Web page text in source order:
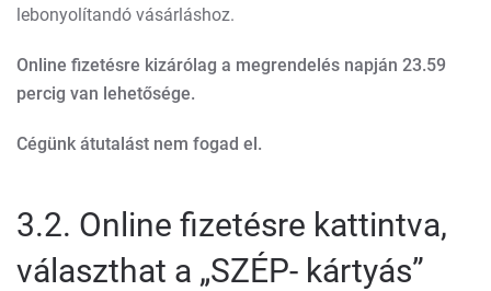
lebonyolítandó vásárláshoz.
Online fizetésre kizárólag a megrendelés napján 23.59
percig van lehetősége.
Cégünk átutalást nem fogad el.
3.2. Online fizetésre kattintva,
választhat a „SZÉP- kártyás”